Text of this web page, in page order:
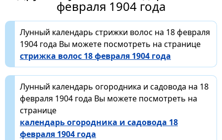
февраля 1904 года
Лунный календарь стрижки волос на 18 февраля
1904 года Вы можете посмотреть на странице
стрижка волос 18 февраля 1904 года
Лунный календарь огородника и садовода на 18
февраля 1904 года Вы можете посмотреть на
странице
календарь огородника и садовода 18
февраля 1904 года